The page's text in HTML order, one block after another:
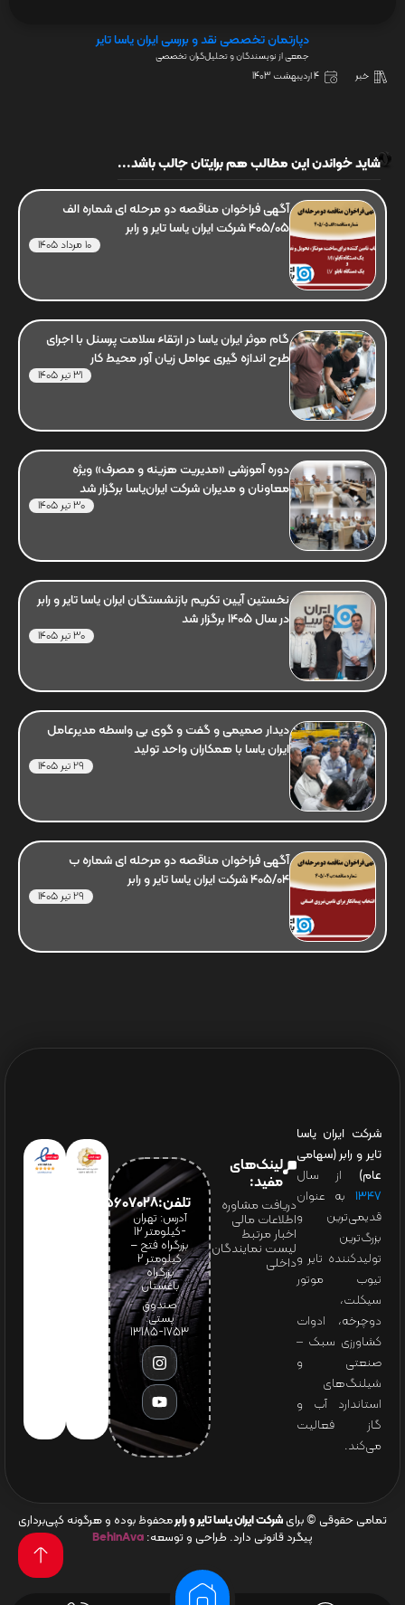
دپارتمان تخصصی نقد و بررسی ایران یاسا تایر
جمعی از نویسندگان و تحلیل‌گران تخصصی
خبر 4 اردیبهشت 1403
شاید خواندن این مطالب هم برایتان جالب باشد...
آگهی فراخوان مناقصه دو مرحله ای شماره الف
405/05 شرکت ایران یاسا تایر و رابر
10 مرداد 1405
گام موثر ایران یاسا در ارتقاء سلامت پرسنل با اجرای
طرح اندازه گیری عوامل زیان آور محیط کار
31 تیر 1405
دوره آموزشی «مدیریت هزینه و مصرف» ویژه
معاونان و مدیران شرکت ایران‌یاسا برگزار شد
30 تیر 1405
نخستین آیین تکریم بازنشستگان ایران یاسا تایر و رابر
در سال 1405 برگزار شد
30 تیر 1405
دیدار صمیمی و گفت و گوی بی واسطه مدیرعامل
ایران یاسا با همکاران واحد تولید
29 تیر 1405
آگهی فراخوان مناقصه دو مرحله ای شماره ب
405/04 شرکت ایران یاسا تایر و رابر
29 تیر 1405
شرکت ایران یاسا
تایر و رابر (سهامی
عام) از سال
۱۳۴۷ به عنوان
قدیمی‌ترین و
بزرگ‌ترین
تولیدکننده تایر و
تیوب موتور
سیکلت،
دوچرخه، ادوات
کشاورزی سبک –
صنعتی و
شیلنگ‌های
استاندارد آب و
گاز فعالیت
می‌کند.
لینک‌های
مفید:
دریافت مشاوره
اطلاعات مالی
اخبار مرتبط
لیست نمایندگان
داخلی
تلفن:65607028(021)
آدرس: تهران
-کیلومتر 12
بزرگراه فتح –
کیلومتر ۲
بزرگراه
باغستان
صندوق
پستی:
1753-13185
تمامی حقوقی © برای شرکت ایران یاسا تایر و رابرمحفوظ بوده و هرگونه کپی‌برداری
پیگرد قانونی دارد. طراحی و توسعه: BehinAva